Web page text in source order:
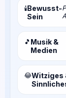
🕯️Bewusst-
Sein
🎵 Musik &
Medien
😂Witziges